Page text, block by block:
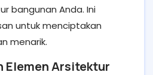
bangunan Anda. Ini
untuk menciptakan
menarik.
Elemen Arsitektur